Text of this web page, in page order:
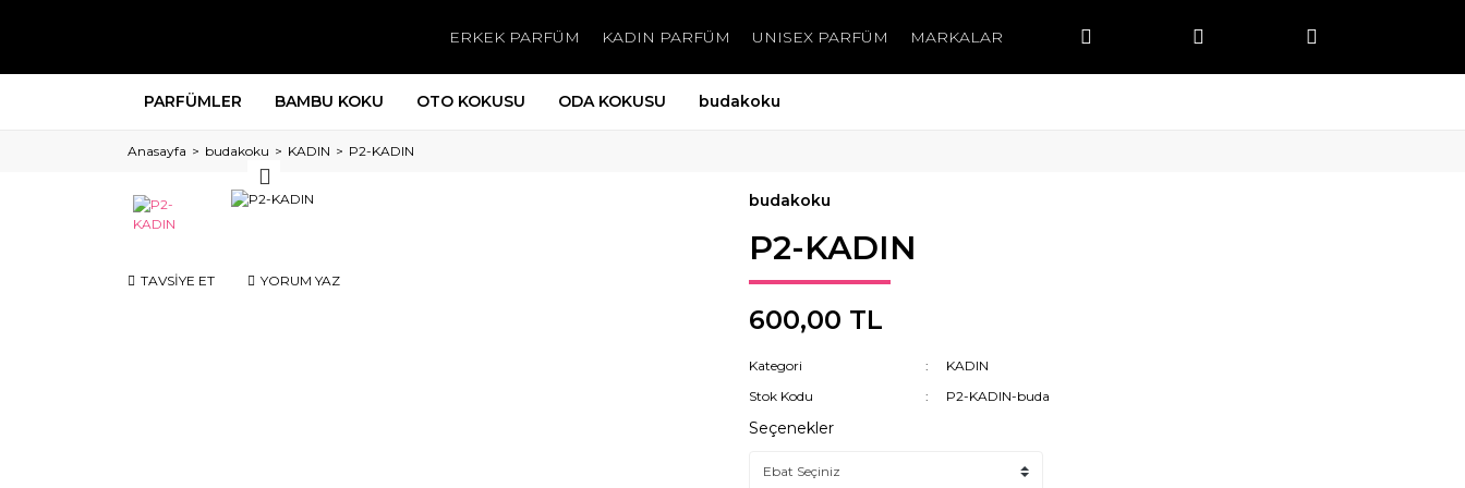
ERKEK PARFÜM KADIN PARFÜM UNISEX PARFÜM MARKALAR
PARFÜMLER BAMBU KOKU OTO KOKUSU ODA KOKUSU budakoku
Anasayfa budakoku KADIN P2-KADIN
TAVSİYE ET YORUM YAZ
budakoku
P2-KADIN
600,00 TL
Kategori
KADIN
Stok Kodu
P2-KADIN-buda
Seçenekler